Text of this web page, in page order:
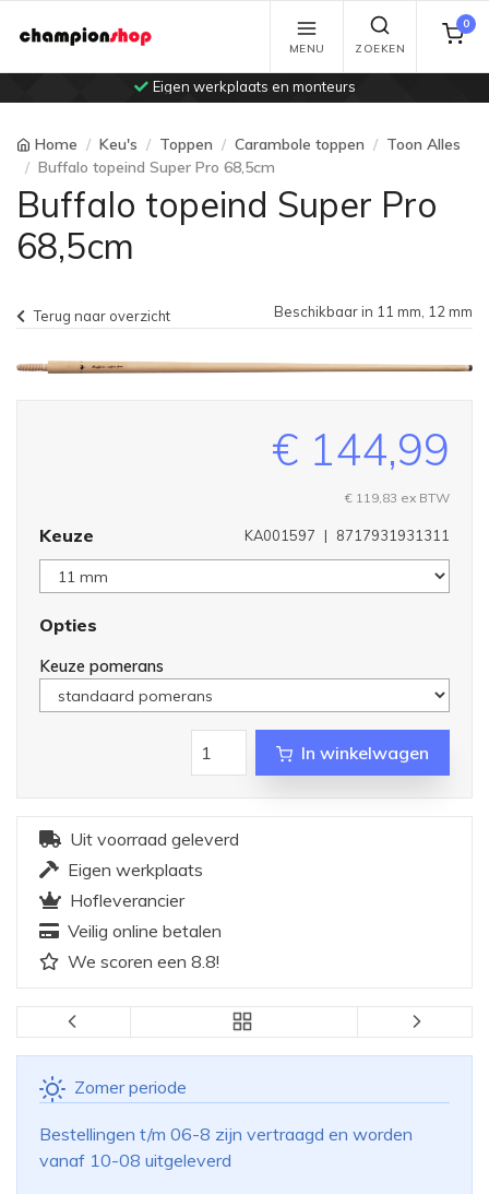
Eigen werkplaats en monteurs
MENU ZOEKEN
0
Home Keu's Toppen Carambole toppen
Toon Alles
Buffalo topeind Super Pro 68,5cm
Buffalo topeind Super Pro
68,5cm
Terug naar overzicht Beschikbaar in 11 mm, 12 mm
€ 144,99
€ 119,83 ex BTW
8717931931311
|
KA001597
Keuze
Opties
Keuze pomerans
In winkelwagen
Uit voorraad geleverd
Eigen werkplaats
Hofleverancier
Veilig online betalen
We scoren een 8.8!
Zomer periode
Bestellingen t/m 06-8 zijn vertraagd en worden
vanaf 10-08 uitgeleverd